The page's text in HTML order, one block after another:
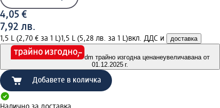
4,05 €
7,92 лв.
1,5 L (2,70 € за 1 L)1,5 L (5,28 лв. за 1 L)вкл. ДДС и доставка
dm трайно изгодна ценанеувеличавана от
01.12.2025 г.
Добавете в количка